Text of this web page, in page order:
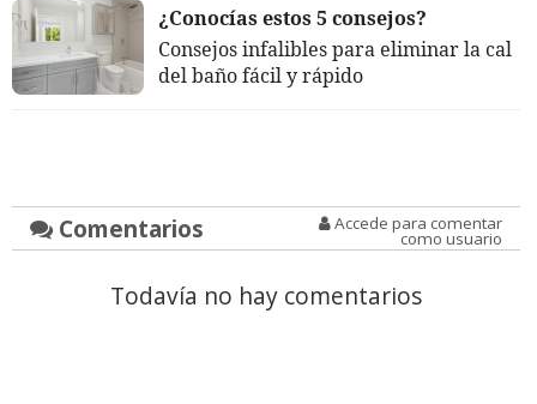
¿Conocías estos 5 consejos?
Consejos infalibles para eliminar la cal
del baño fácil y rápido
Comentarios Accede para comentar
como usuario
Todavía no hay comentarios